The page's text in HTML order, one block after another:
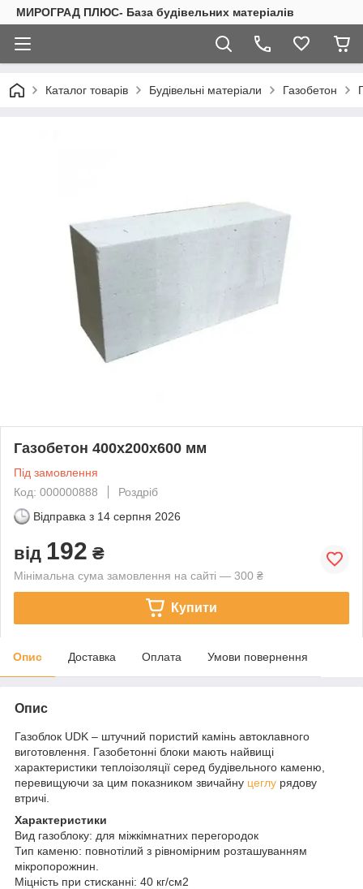
МИРОГРАД ПЛЮС- База будівельних матеріалів
Каталог товарів Будівельні матеріали Газобетон
Газобетон 400x200x600 мм
Під замовлення
Код: 000000888
Роздріб
Відправка з 14 серпня 2026
від 192 ₴
Мінімальна сума замовлення на сайті — 300 ₴
Купити
Опис Доставка Оплата Умови повернення
Опис
Газоблок UDK – штучний пористий камінь автоклавного
виготовлення. Газобетонні блоки мають найвищі
характеристики теплоізоляції серед будівельного каменю,
перевищуючи за цим показником звичайну цеглу рядову
втричі.
Характеристики
Вид газоблоку: для міжкімнатних перегородок
Тип каменю: повнотілий з рівномірним розташуванням
мікропорожнин.
Міцність при стисканні: 40 кг/см2